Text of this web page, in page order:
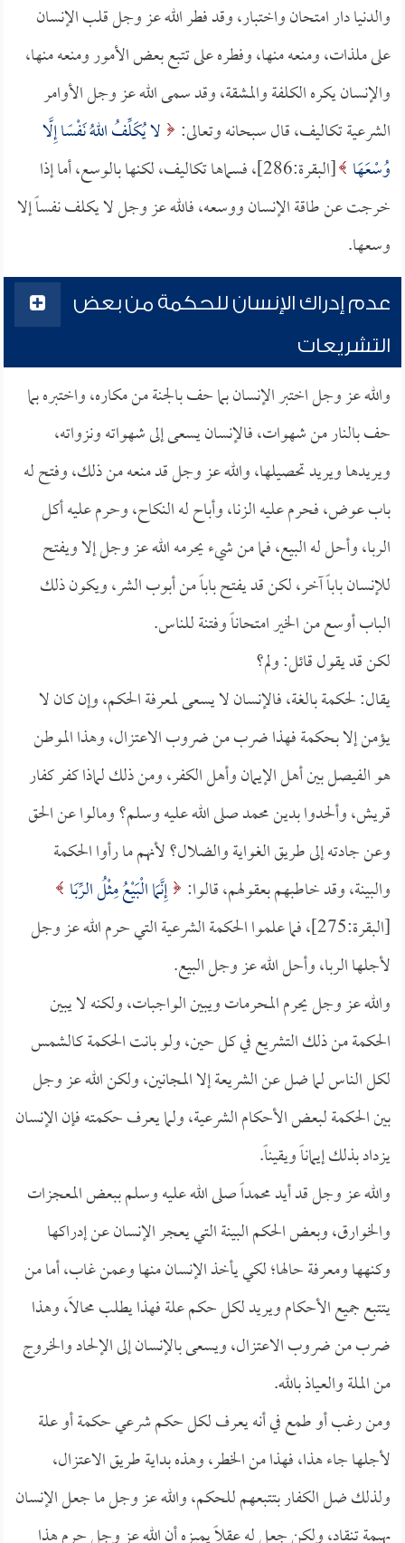
والدنيا دار امتحان واختبار، وقد فطر الله عز وجل قلب الإنسان
على ملذات، ومنعه منها، وفطره على تتبع بعض الأمور ومنعه منها،
والإنسان يكره الكلفة والمشقة، وقد سمى الله عز وجل الأوامر
الشرعية تكاليف، قال سبحانه وتعالى:
لا يُكَلِّفُ اللهُ نَفْسًا إِلَّا
وُسْعَهَا
[البقرة:286]، فسماها تكاليف، لكنها بالوسع، أما إذا
خرجت عن طاقة الإنسان ووسعه، فالله عز وجل لا يكلف نفساً إلا
وسعها.
عدم إدراك الإنسان للحكمة من بعض
التشريعات
والله عز وجل اختبر الإنسان بما حف بالجنة من مكاره، واختبره بما
حف بالنار من شهوات، فالإنسان يسعى إلى شهواته ونزواته،
ويريدها ويريد تحصيلها، والله عز وجل قد منعه من ذلك، وفتح له
باب عوض، فحرم عليه الزنا، وأباح له النكاح، وحرم عليه أكل
الربا، وأحل له البيع، فما من شيء يحرمه الله عز وجل إلا ويفتح
للإنسان باباً آخر، لكن قد يفتح باباً من أبوب الشر، ويكون ذلك
الباب أوسع من الخير امتحاناً وفتنة للناس.
لكن قد يقول قائل: ولم؟
يقال: لحكمة بالغة، فالإنسان لا يسعى لمعرفة الحكم، وإن كان لا
يؤمن إلا بحكمة فهذا ضرب من ضروب الاعتزال، وهذا الموطن
هو الفيصل بين أهل الإيمان وأهل الكفر، ومن ذلك لماذا كفر كفار
قريش، وألحدوا بدين محمد صلى الله عليه وسلم؟ ومالوا عن الحق
وعن جادته إلى طريق الغواية والضلال؟ لأنهم ما رأوا الحكمة
والبينة، وقد خاطبهم بعقولهم، قالوا: إِنَّمَا الْبَيْعُ مِثْلُ الرِّبَا
[البقرة:275]، فما علموا الحكمة الشرعية التي حرم الله عز وجل
لأجلها الربا، وأحل الله عز وجل البيع.
والله عز وجل يحرم المحرمات ويبين الواجبات، ولكنه لا يبين
الحكمة من ذلك التشريع في كل حين، ولو بانت الحكمة كالشمس
لكل الناس لما ضل عن الشريعة إلا المجانين، ولكن الله عز وجل
بين الحكمة لبعض الأحكام الشرعية، ولما يعرف حكمته فإن الإنسان
يزداد بذلك إيماناً ويقيناً.
والله عز وجل قد أيد محمداً صلى الله عليه وسلم ببعض المعجزات
والخوارق، وبعض الحكم البينة التي يعجر الإنسان عن إدراكها
وكنهها ومعرفة حالها؛ لكي يأخذ الإنسان منها وعمن غاب، أما من
يتتبع جميع الأحكام ويريد لكل حكم علة فهذا يطلب محالاً، وهذا
ضرب من ضروب الاعتزال، ويسعى بالإنسان إلى الإلحاد والخروج
من الملة والعياذ بالله.
ومن رغب أو طمع في أنه يعرف لكل حكم شرعي حكمة أو علة
لأجلها جاء هذا، فهذا من الخطر، وهذه بداية طريق الاعتزال،
ولذلك ضل الكفار بتتبعهم للحكم، والله عز وجل ما جعل الإنسان